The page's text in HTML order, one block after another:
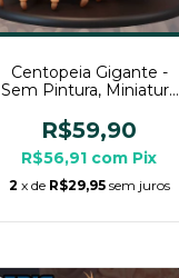
Centopeia Gigante -
Sem Pintura, Miniatura
de Mesa
R$59,90
R$56,91 com Pix
2 x de R$29,95 sem juros